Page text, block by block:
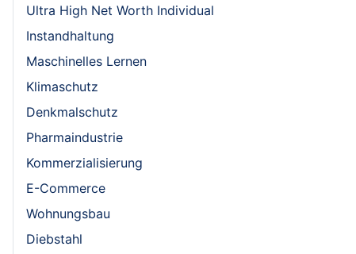
Ultra High Net Worth Individual
Instandhaltung
Maschinelles Lernen
Klimaschutz
Denkmalschutz
Pharmaindustrie
Kommerzialisierung
E-Commerce
Wohnungsbau
Diebstahl